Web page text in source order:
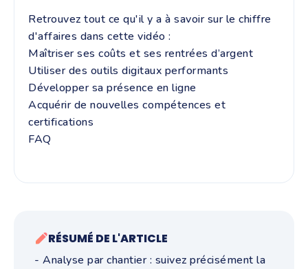
Retrouvez tout ce qu'il y a à savoir sur le chiffre
d'affaires dans cette vidéo :
Maîtriser ses coûts et ses rentrées d’argent
Utiliser des outils digitaux performants
Développer sa présence en ligne
Acquérir de nouvelles compétences et
certifications
FAQ
RÉSUMÉ DE L'ARTICLE
- Analyse par chantier : suivez précisément la